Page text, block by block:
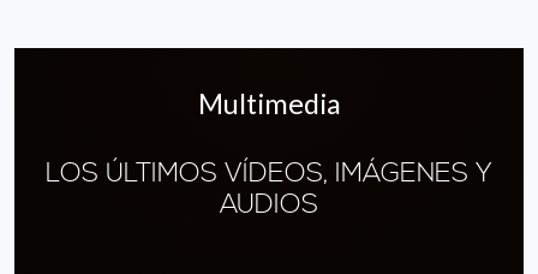
Multimedia
LOS ÚLTIMOS VÍDEOS, IMÁGENES Y
AUDIOS